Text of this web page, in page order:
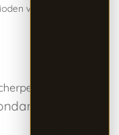
van
uiterlijk.